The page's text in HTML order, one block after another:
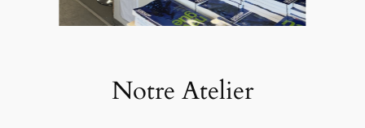
Notre Atelier